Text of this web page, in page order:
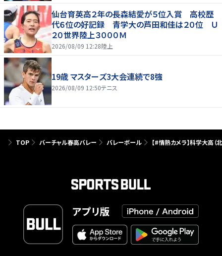
仙台育英高２年の長森結愛が５位入賞 高校歴
代６位の好記録 青学大の芦田和佳は２０位 Ｕ
２０世界陸上３０００Ｍ
2026/08/09 12:28陸上
19歳 マスターズ3大会連続で8強
2026/08/09 12:50テニス
TOP バーチャル春高バレー バレーボール 【#情熱カメラ】科学大高（
アプリ版